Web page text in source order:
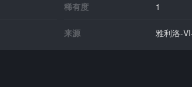
稀有度 1
来源 雅利洛-